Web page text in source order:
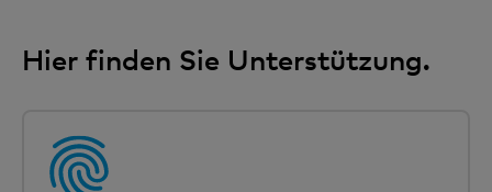
Hier finden Sie Unterstützung.